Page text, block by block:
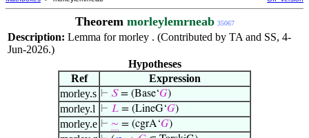
Theorem morleylemrneab 35067
Description: Lemma for morley . (Contributed by TA and SS, 4-
Jun-2026.)
Hypotheses
Ref
Expression
morley.s ⊢ 𝑆= (Base‘𝐺)
morley.l ⊢ 𝐿 = (LineG‘𝐺)
morley.e ⊢ ∼ = (cgrA‘𝐺)